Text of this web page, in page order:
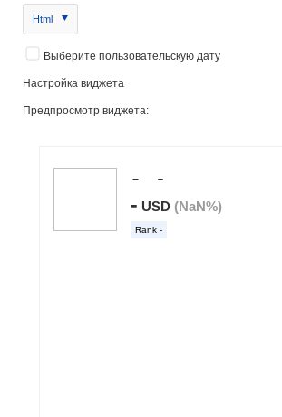
Html
Выберите пользовательскую дату
Настройка виджета
Предпросмотр виджета: